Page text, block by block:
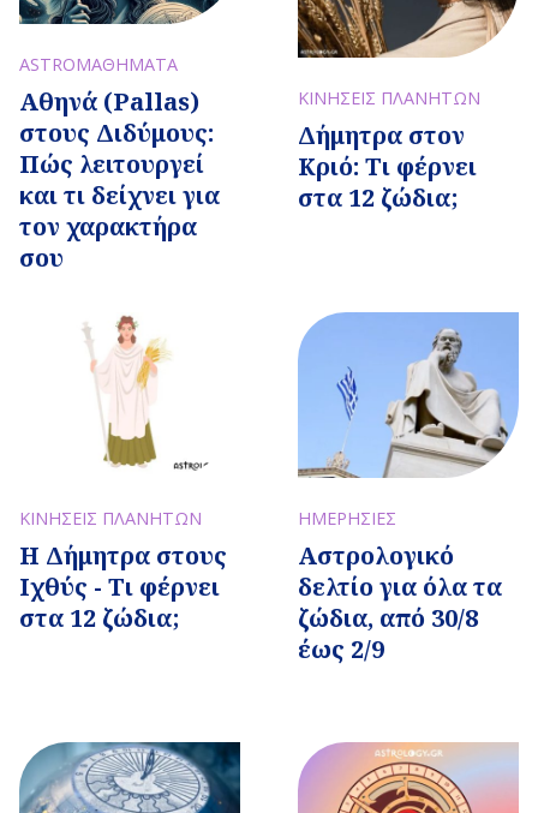
ASTROΜΑΘΗΜΑΤΑ
Αθηνά (Pallas)
στους Διδύμους:
Πώς λειτουργεί
και τι δείχνει για
τον χαρακτήρα
σου
ΚΙΝΗΣΕΙΣ ΠΛΑΝΗΤΩΝ
Δήμητρα στον
Κριό: Τι φέρνει
στα 12 ζώδια;
ΚΙΝΗΣΕΙΣ ΠΛΑΝΗΤΩΝ
Η Δήμητρα στους
Ιχθύς - Τι φέρνει
στα 12 ζώδια;
ΗΜΕΡΗΣΙΕΣ
Αστρολογικό
δελτίο για όλα τα
ζώδια, από 30/8
έως 2/9